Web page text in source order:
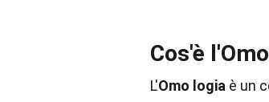
Cos'è
L'Omo logia è un